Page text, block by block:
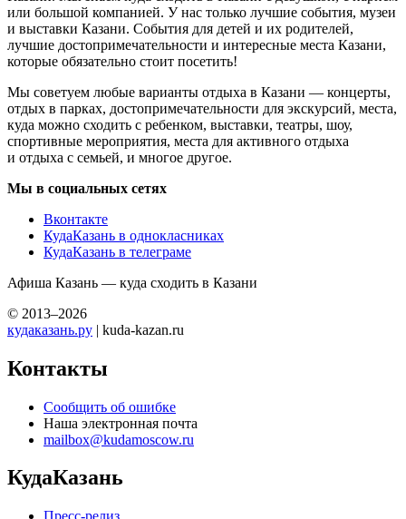
или большой компанией. У нас только лучшие события, музеи
и выставки Казани. События для детей и их родителей,
лучшие достопримечательности и интересные места Казани,
которые обязательно стоит посетить!
Мы советуем любые варианты отдыха в Казани — концерты,
отдых в парках, достопримечательности для экскурсий, места,
куда можно сходить с ребенком, выставки, театры, шоу,
спортивные мероприятия, места для активного отдыха
и отдыха с семьей, и многое другое.
Мы в социальных сетях
Вконтакте
КудаКазань в однокласниках
КудаКазань в телеграме
Афиша Казань — куда сходить в Казани
© 2013–2026
кудаказань.ру | kuda-kazan.ru
Контакты
Сообщить об ошибке
Наша электронная почта
mailbox@kudamoscow.ru
КудаКазань